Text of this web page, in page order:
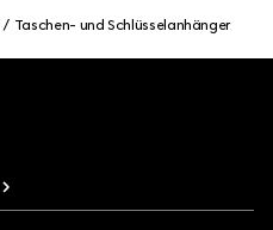
Taschen- und Schlüsselanhänger